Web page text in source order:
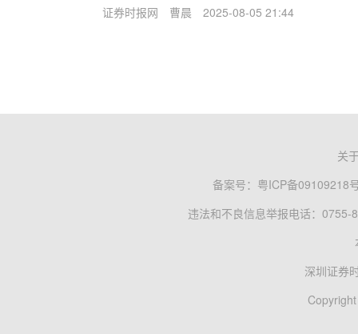
证券时报网 曹晨 2025-08-05 21:44
关
备案号： 粤ICP备09109218
违法和不良信息举报电话：0755-
深圳证券